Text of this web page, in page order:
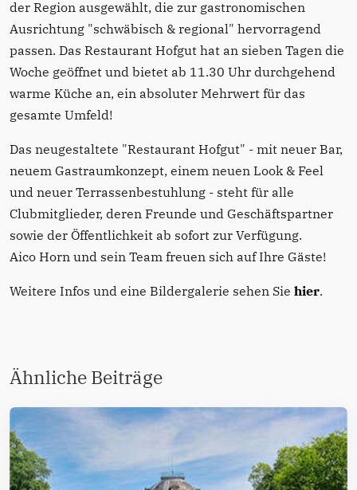
der Region ausgewählt, die zur gastronomischen
Ausrichtung "schwäbisch & regional" hervorragend
passen. Das Restaurant Hofgut hat an sieben Tagen die
Woche geöffnet und bietet ab 11.30 Uhr durchgehend
warme Küche an, ein absoluter Mehrwert für das
gesamte Umfeld!
Das neugestaltete "Restaurant Hofgut" - mit neuer Bar,
neuem Gastraumkonzept, einem neuen Look & Feel
und neuer Terrassenbestuhlung - steht für alle
Clubmitglieder, deren Freunde und Geschäftspartner
sowie der Öffentlichkeit ab sofort zur Verfügung.
Aico Horn und sein Team freuen sich auf Ihre Gäste!
Weitere Infos und eine Bildergalerie sehen Sie hier.
Ähnliche Beiträge